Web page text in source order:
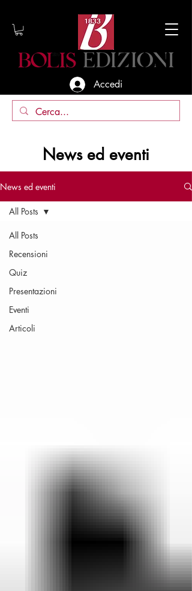
Accedi
News ed eventi
News ed eventi
All Posts
Recensioni
Quiz
Presentazioni
Eventi
Articoli
All Posts